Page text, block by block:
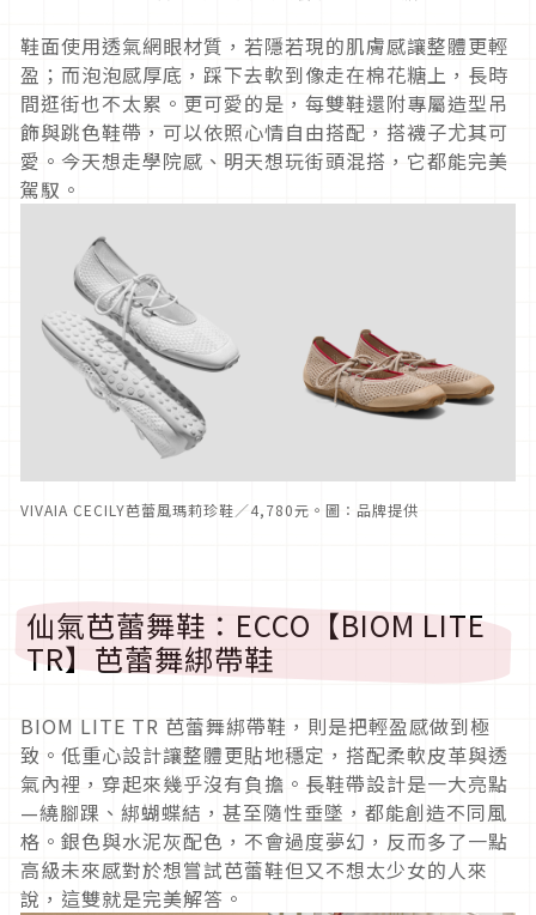
鞋面使用透氣網眼材質，若隱若現的肌膚感讓整體更輕
盈；而泡泡感厚底，踩下去軟到像走在棉花糖上，長時
間逛街也不太累。更可愛的是，每雙鞋還附專屬造型吊
飾與跳色鞋帶，可以依照心情自由搭配，搭襪子尤其可
愛。今天想走學院感、明天想玩街頭混搭，它都能完美
駕馭。
VIVAIA CECILY芭蕾風瑪莉珍鞋／4,780元。圖：品牌提供
仙氣芭蕾舞鞋：ECCO【BIOM LITE
TR】芭蕾舞綁帶鞋
BIOM LITE TR 芭蕾舞綁帶鞋，則是把輕盈感做到極
致。低重心設計讓整體更貼地穩定，搭配柔軟皮革與透
氣內裡，穿起來幾乎沒有負擔。長鞋帶設計是一大亮點
—繞腳踝、綁蝴蝶結，甚至隨性垂墜，都能創造不同風
格。銀色與水泥灰配色，不會過度夢幻，反而多了一點
高級未來感對於想嘗試芭蕾鞋但又不想太少女的人來
說，這雙就是完美解答。